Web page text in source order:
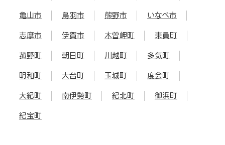
亀山市 鳥羽市 熊野市 いなべ市
志摩市 伊賀市 木曽岬町 東員町
菰野町 朝日町 川越町 多気町
明和町 大台町 玉城町 度会町
大紀町 南伊勢町 紀北町 御浜町
紀宝町